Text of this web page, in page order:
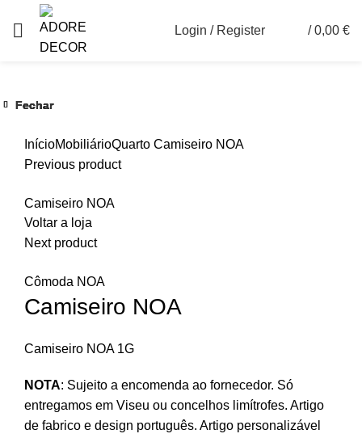
Login / Register / 0,00 €
InícioMobiliárioQuarto Camiseiro NOA
Previous product
Camiseiro NOA
Voltar a loja
Next product
Cômoda NOA
Camiseiro NOA
Camiseiro NOA 1G
NOTA: Sujeito a encomenda ao fornecedor. Só
entregamos em Viseu ou concelhos limítrofes. Artigo
de fabrico e design português. Artigo personalizável
Fechar
Fechar
Fechar
Fechar
Fechar
Fechar